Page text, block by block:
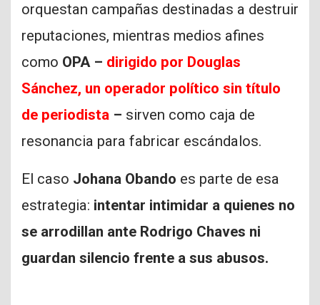
orquestan campañas destinadas a destruir
reputaciones, mientras medios afines
como OPA – dirigido por Douglas
Sánchez, un operador político sin título
de periodista – sirven como caja de
resonancia para fabricar escándalos.
El caso Johana Obando es parte de esa
estrategia: intentar intimidar a quienes no
se arrodillan ante Rodrigo Chaves ni
guardan silencio frente a sus abusos.